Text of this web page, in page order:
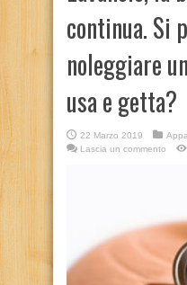
continua. Si
noleggiare
usa e getta?
22 Marzo 2019
Lascia un commento